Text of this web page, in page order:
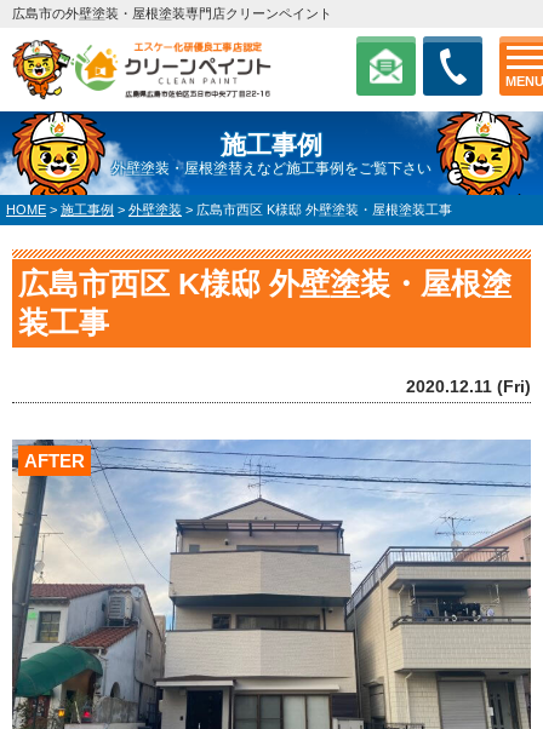
MENU
広島市の外壁塗装・屋根塗装専門店クリーンペイント
施工事例
外壁塗装・屋根塗替えなど施工事例をご覧下さい
HOME > 施工事例 > 外壁塗装 > 広島市西区 K様邸 外壁塗装・屋根塗装工事
広島市西区 K様邸 外壁塗装・屋根塗
装工事
2020.12.11 (Fri)
AFTER